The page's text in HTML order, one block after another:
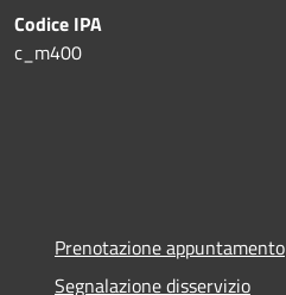
Codice IPA
c_m400
Prenotazione appuntamento
Segnalazione disservizio